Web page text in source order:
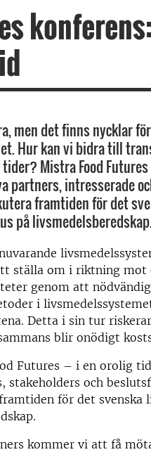
men det finns nycklar
Hur kan vi bidra till
Mistra Food
partners, intresserade
framtiden för det
på
ställa om i riktning
genom att
i
Detta i sin tur
blir onödigt
Futures – i en orolig
stakeholders och
för det svenska
kommer vi att få